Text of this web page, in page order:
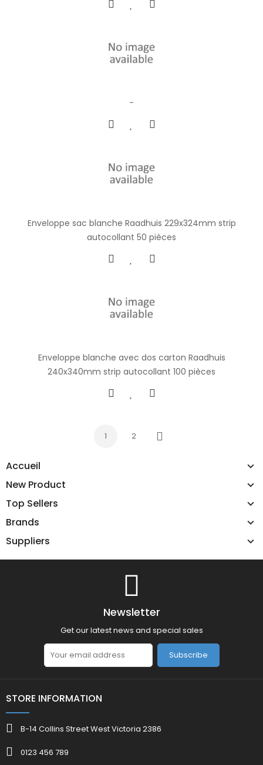
Accueil
New Product
Top Sellers
Brands
Suppliers
-
Enveloppe sac blanche Raadhuis 229x324mm strip
autocollant 50 pièces
Enveloppe blanche avec dos carton Raadhuis
240x340mm strip autocollant 100 pièces
1 2
Next
Newsletter
Get our latest news and special sales
Subscribe
STORE INFORMATION
B-14 Collins Street West Victoria 2386
0123 456 789